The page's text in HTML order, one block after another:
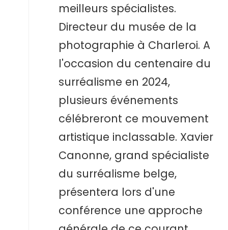
meilleurs spécialistes.
Directeur du musée de la
photographie à Charleroi. A
l'occasion du centenaire du
surréalisme en 2024,
plusieurs événements
célébreront ce mouvement
artistique inclassable. Xavier
Canonne, grand spécialiste
du surréalisme belge,
présentera lors d'une
conférence une approche